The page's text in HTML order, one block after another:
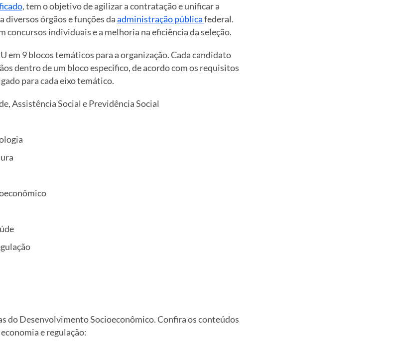
, tem o objetivo de agilizar a contratação e unificar a
diversos órgãos e funções daadministração públicafederal.
concursos individuais e a melhoria na eficiência da seleção.
em 9 blocos temáticos para a organização. Cada candidato
dentro de um bloco específico, de acordo com os requisitos
para cada eixo temático.
Assistência Social e Previdência Social
do Desenvolvimento Socioeconômico. Confira os conteúdos
e regulação: